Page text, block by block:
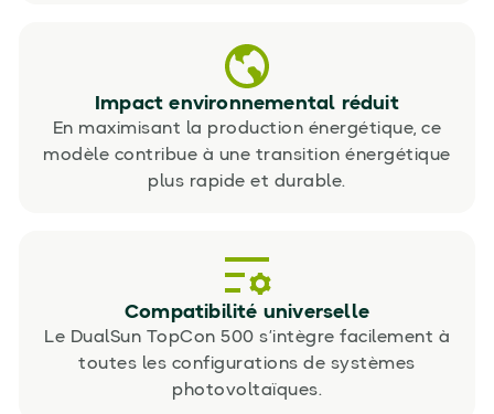
Impact environnemental réduit
En maximisant la production énergétique, ce
modèle contribue à une transition énergétique
plus rapide et durable.
Compatibilité universelle
Le DualSun TopCon 500 s’intègre facilement à
toutes les configurations de systèmes
photovoltaïques.